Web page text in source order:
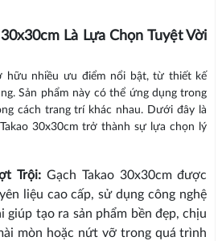
Là Lựa Chọn Tuyệt Vời
hữu nhiều ưu điểm nổi bật, từ thiết kế
Sản phẩm này có thể ứng dụng trong
cách trang trí khác nhau. Dưới đây là
30x30cm trở thành sự lựa chọn lý
Trội: Gạch Takao 30x30cm được
liệu cao cấp, sử dụng công nghệ
giúp tạo ra sản phẩm bền đẹp, chịu
mòn hoặc nứt vỡ trong quá trình